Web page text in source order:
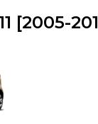
[2005-